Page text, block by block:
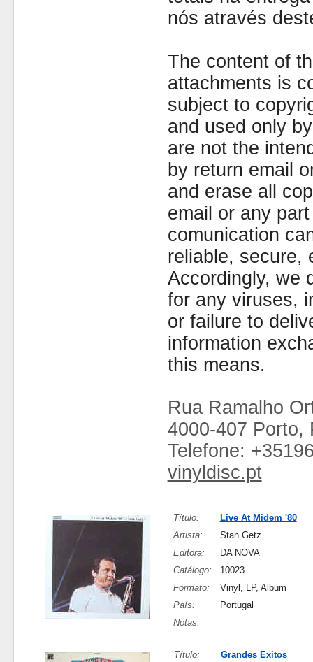
nós através
The content of
attachments is
subject to
and used only
are not the
by return email
and erase all
email or any
comunication
reliable, secure,
Accordingly, we
for any viruses,
or failure to
information
this means.
Rua Ramalho
4000-407 Porto,
Telefone:
vinyldisc.pt
Título:
Live At Midem '80
Artista:
Stan Getz
Editora:
DA NOVA
Catálogo:
10023
Formato:
Vinyl, LP, Album
País:
Portugal
Notas:
Título: Grandes Exitos